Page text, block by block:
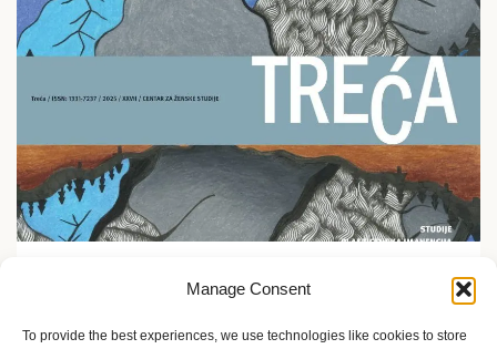
Manage Consent
To provide the best experiences, we use technologies like cookies to store
Zagrebu